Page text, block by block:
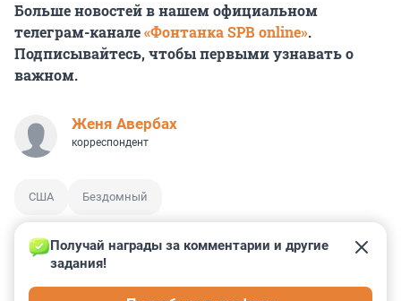
Больше новостей в нашем официальном
телеграм-канале«Фонтанка SPB online».
Подписывайтесь, чтобы первыми узнавать о
важном.
Женя Авербах
корреспондент
США Бездомный
Получай награды за комментарии и другие
задания!